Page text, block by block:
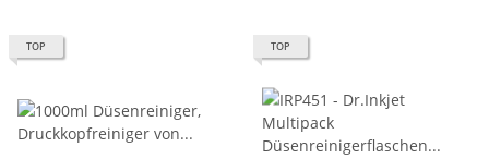
TOP TOP